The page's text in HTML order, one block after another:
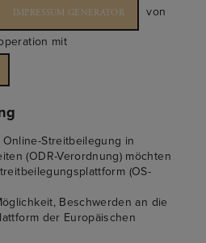
IMPRESSUM GENERATOR
von
mit
Streitbeilegung in
(ODR-Verordnung) möchten
(OS-
Beschwerden an die
der Europäischen